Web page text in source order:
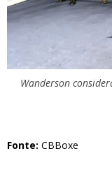
Wanderson
Fonte: CBBoxe